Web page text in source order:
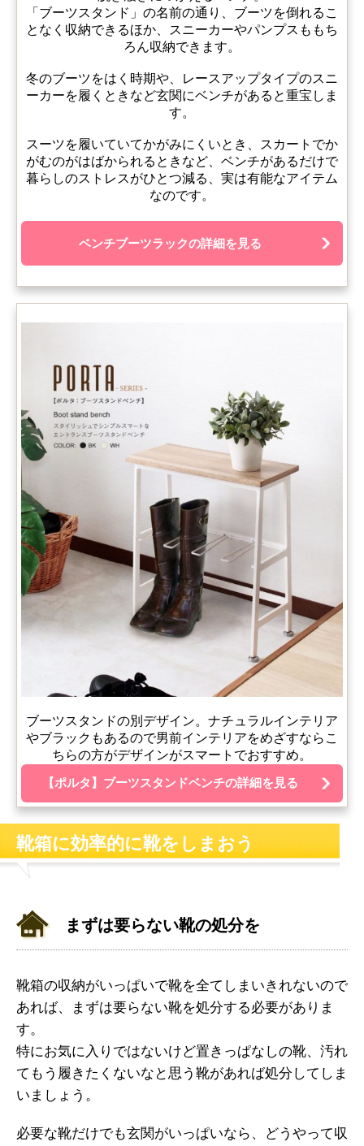
「ブーツスタンド」の名前の通り、ブーツを倒れるこ
となく収納できるほか、スニーカーやパンプスももち
ろん収納できます。
冬のブーツをはく時期や、レースアップタイプのスニ
ーカーを履くときなど玄関にベンチがあると重宝しま
す。
スーツを履いていてかがみにくいとき、スカートでか
がむのがはばかられるときなど、ベンチがあるだけで
暮らしのストレスがひとつ減る、実は有能なアイテム
なのです。
ベンチブーツラックの詳細を見る
ブーツスタンドの別デザイン。ナチュラルインテリア
やブラックもあるので男前インテリアをめざすならこ
ちらの方がデザインがスマートでおすすめ。
【ポルタ】ブーツスタンドベンチの詳細を見る
靴箱に効率的に靴をしまおう
まずは要らない靴の処分を
靴箱の収納がいっぱいで靴を全てしまいきれないので
あれば、まずは要らない靴を処分する必要がありま
す。
特にお気に入りではないけど置きっぱなしの靴、汚れ
てもう履きたくないなと思う靴があれば処分してしま
いましょう。
必要な靴だけでも玄関がいっぱいなら、どうやって収